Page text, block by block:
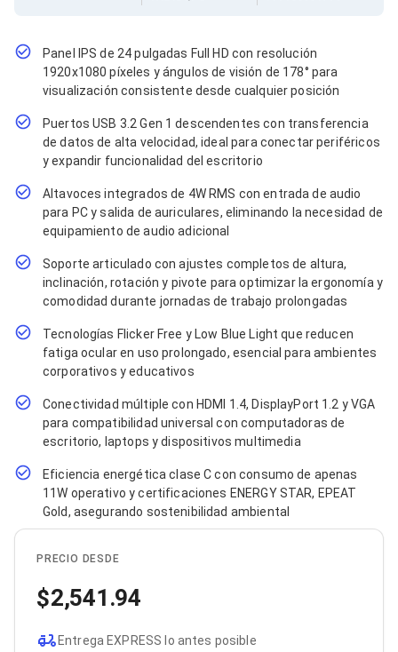
Jacks de Red
Conectores
Tapas y Cajas
Pinzas Ponchadoras
Probadores de Cable
Cortadoras de Cable
Protectores para Cables
Cables para Impresoras
Bobinas
Cableado Estructurado
Sujetadores de Cables
Cinchos
Adaptadores
Adaptadores PC
Adaptadores PC USB
Adaptadores PC Serial
Adaptadores PC SATA
Adaptadores PC IDE
Adaptadores PC Teclado
Bluetooth
Adaptadores Video
Adaptadores Video DisplayPort
Divisores de Video
Adaptadores Video HDMI
Extensores y Receptores de Vídeo
Adaptadores Video DVI
Adaptadores Video VGA / HD15
Repetidores USB
Adaptadores Audio AUX
Adaptadores Audio USB
Mouse
Panel IPS de 24 pulgadas Full HD con resolución
1920x1080 píxeles y ángulos de visión de 178° para
visualización consistente desde cualquier posición
Puertos USB 3.2 Gen 1 descendentes con transferencia
de datos de alta velocidad, ideal para conectar periféricos
y expandir funcionalidad del escritorio
Altavoces integrados de 4W RMS con entrada de audio
para PC y salida de auriculares, eliminando la necesidad de
equipamiento de audio adicional
Soporte articulado con ajustes completos de altura,
inclinación, rotación y pivote para optimizar la ergonomía y
comodidad durante jornadas de trabajo prolongadas
Tecnologías Flicker Free y Low Blue Light que reducen
fatiga ocular en uso prolongado, esencial para ambientes
corporativos y educativos
Conectividad múltiple con HDMI 1.4, DisplayPort 1.2 y VGA
para compatibilidad universal con computadoras de
escritorio, laptops y dispositivos multimedia
Eficiencia energética clase C con consumo de apenas
11W operativo y certificaciones ENERGY STAR, EPEAT
Gold, asegurando sostenibilidad ambiental
PRECIO DESDE
2,541.94
Entrega EXPRESS lo antes posible